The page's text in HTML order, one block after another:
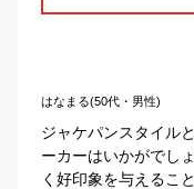
はなまる(50代・男性)
ジャケパンスタイル
ーカーはいかがでし
く好印象を与えるこ